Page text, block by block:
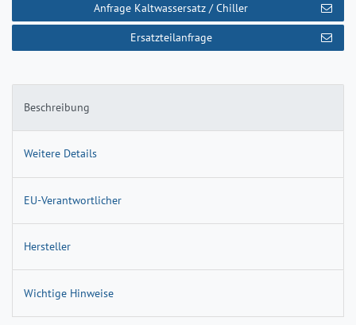
Beschreibung
Weitere Details
EU-Verantwortlicher
Hersteller
Wichtige Hinweise
Anfrage Kaltwassersatz / Chiller
Ersatzteilanfrage